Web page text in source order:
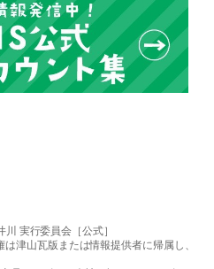
実行委員会［公式］
津山瓦版または情報提供者に帰属し、